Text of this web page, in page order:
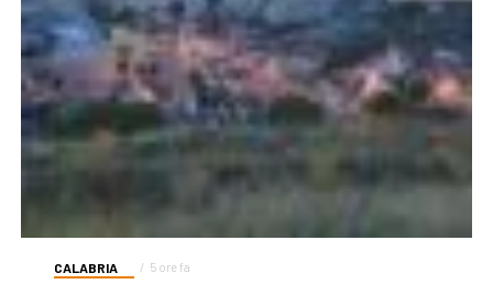
CALABRIA 5 ore fa